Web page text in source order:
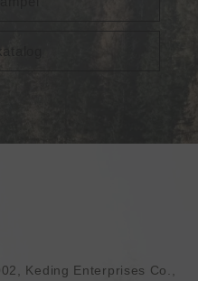
Keding Enterprises Co.,